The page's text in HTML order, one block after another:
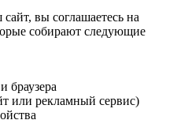
вы соглашаетесь на
собирают следующие
браузера
или рекламный сервис)